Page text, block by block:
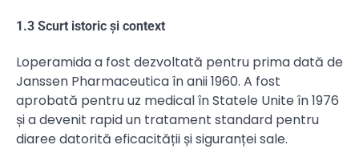
1.3 Scurt istoric și context
Loperamida a fost dezvoltată pentru prima dată de
Janssen Pharmaceutica în anii 1960. A fost
aprobată pentru uz medical în Statele Unite în 1976
și a devenit rapid un tratament standard pentru
diaree datorită eficacității și siguranței sale.